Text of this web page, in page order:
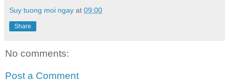
Suy tuong moi ngay at 09:00
Share
No comments:
Post a Comment